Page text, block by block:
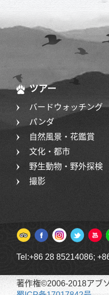
ツアー
バードウォッチング
パンダ
自然風景・花鑑賞
文化・都市
野生動物・野外探検
撮影
Tel:+86 28 85214086;
著作権©2006-2018アブ